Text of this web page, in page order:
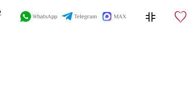
WhatsApp Telegram MAX